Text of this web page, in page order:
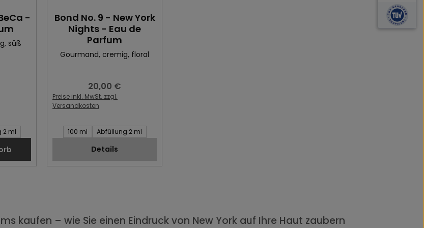
-
, süß
2 ml
Bond No. 9 - New York
Nights - Eau de
Parfum
Gourmand, cremig, floral
Regulärer Preis:
20,00 €
Preise inkl. MwSt. zzgl.
Versandkosten
Inhalt des Artikel:
100 ml Abfüllung 2 ml
Details
kaufen – wie Sie einen Eindruck von New York auf Ihre Haut zaubern